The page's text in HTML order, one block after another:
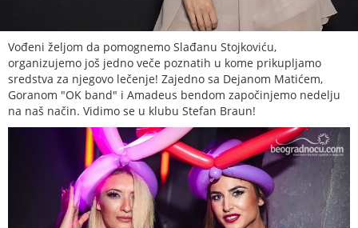
Vođeni željom da pomognemo Slađanu Stojkoviću,
organizujemo još jedno veče poznatih u kome prikupljamo
sredstva za njegovo lečenje! Zajedno sa Dejanom Matićem,
Goranom "OK band" i Amadeus bendom započinjemo nedelju
na naš način. Vidimo se u klubu Stefan Braun!